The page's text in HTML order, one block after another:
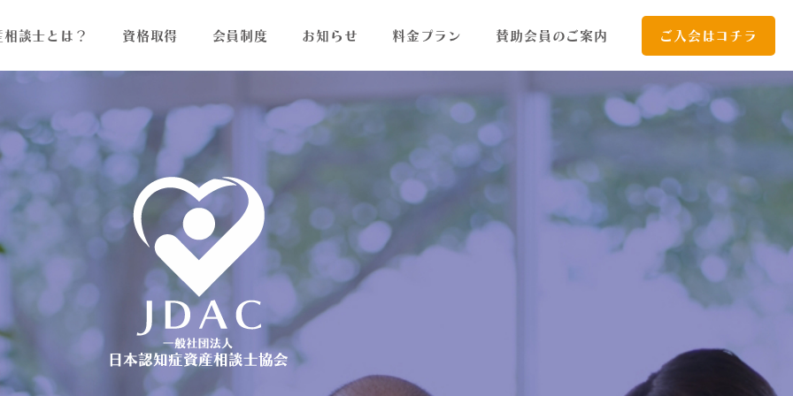
談士とは？ 資格取得 会員制度 お知らせ 料金プラン 賛助会員のご案内 ご入会はコチラ